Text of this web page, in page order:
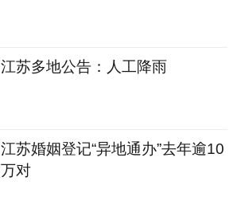
江苏多地公告：人工降雨
江苏婚姻登记“异地通办”去年逾10
万对